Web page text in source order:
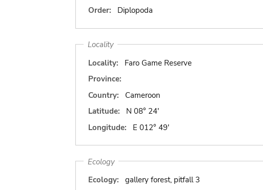
Order:
Diplopoda
Locality
Locality:
Faro Game Reserve
Province:
Country:
Cameroon
Latitude:
N 08° 24'
Longitude:
E 012° 49'
Ecology
Ecology:
gallery forest, pitfall 3